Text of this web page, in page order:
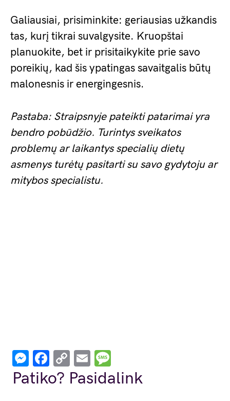
Galiausiai, prisiminkite: geriausias užkandis
tas, kurį tikrai suvalgysite. Kruopštai
planuokite, bet ir prisitaikykite prie savo
poreikių, kad šis ypatingas savaitgalis būtų
malonesnis ir energingesnis.
Pastaba: Straipsnyje pateikti patarimai yra
bendro pobūdžio. Turintys sveikatos
problemų ar laikantys specialių dietų
asmenys turėtų pasitarti su savo gydytoju ar
mitybos specialistu.
Messenger
Facebook
Copy
Link
Email
Patiko? Pasidalink